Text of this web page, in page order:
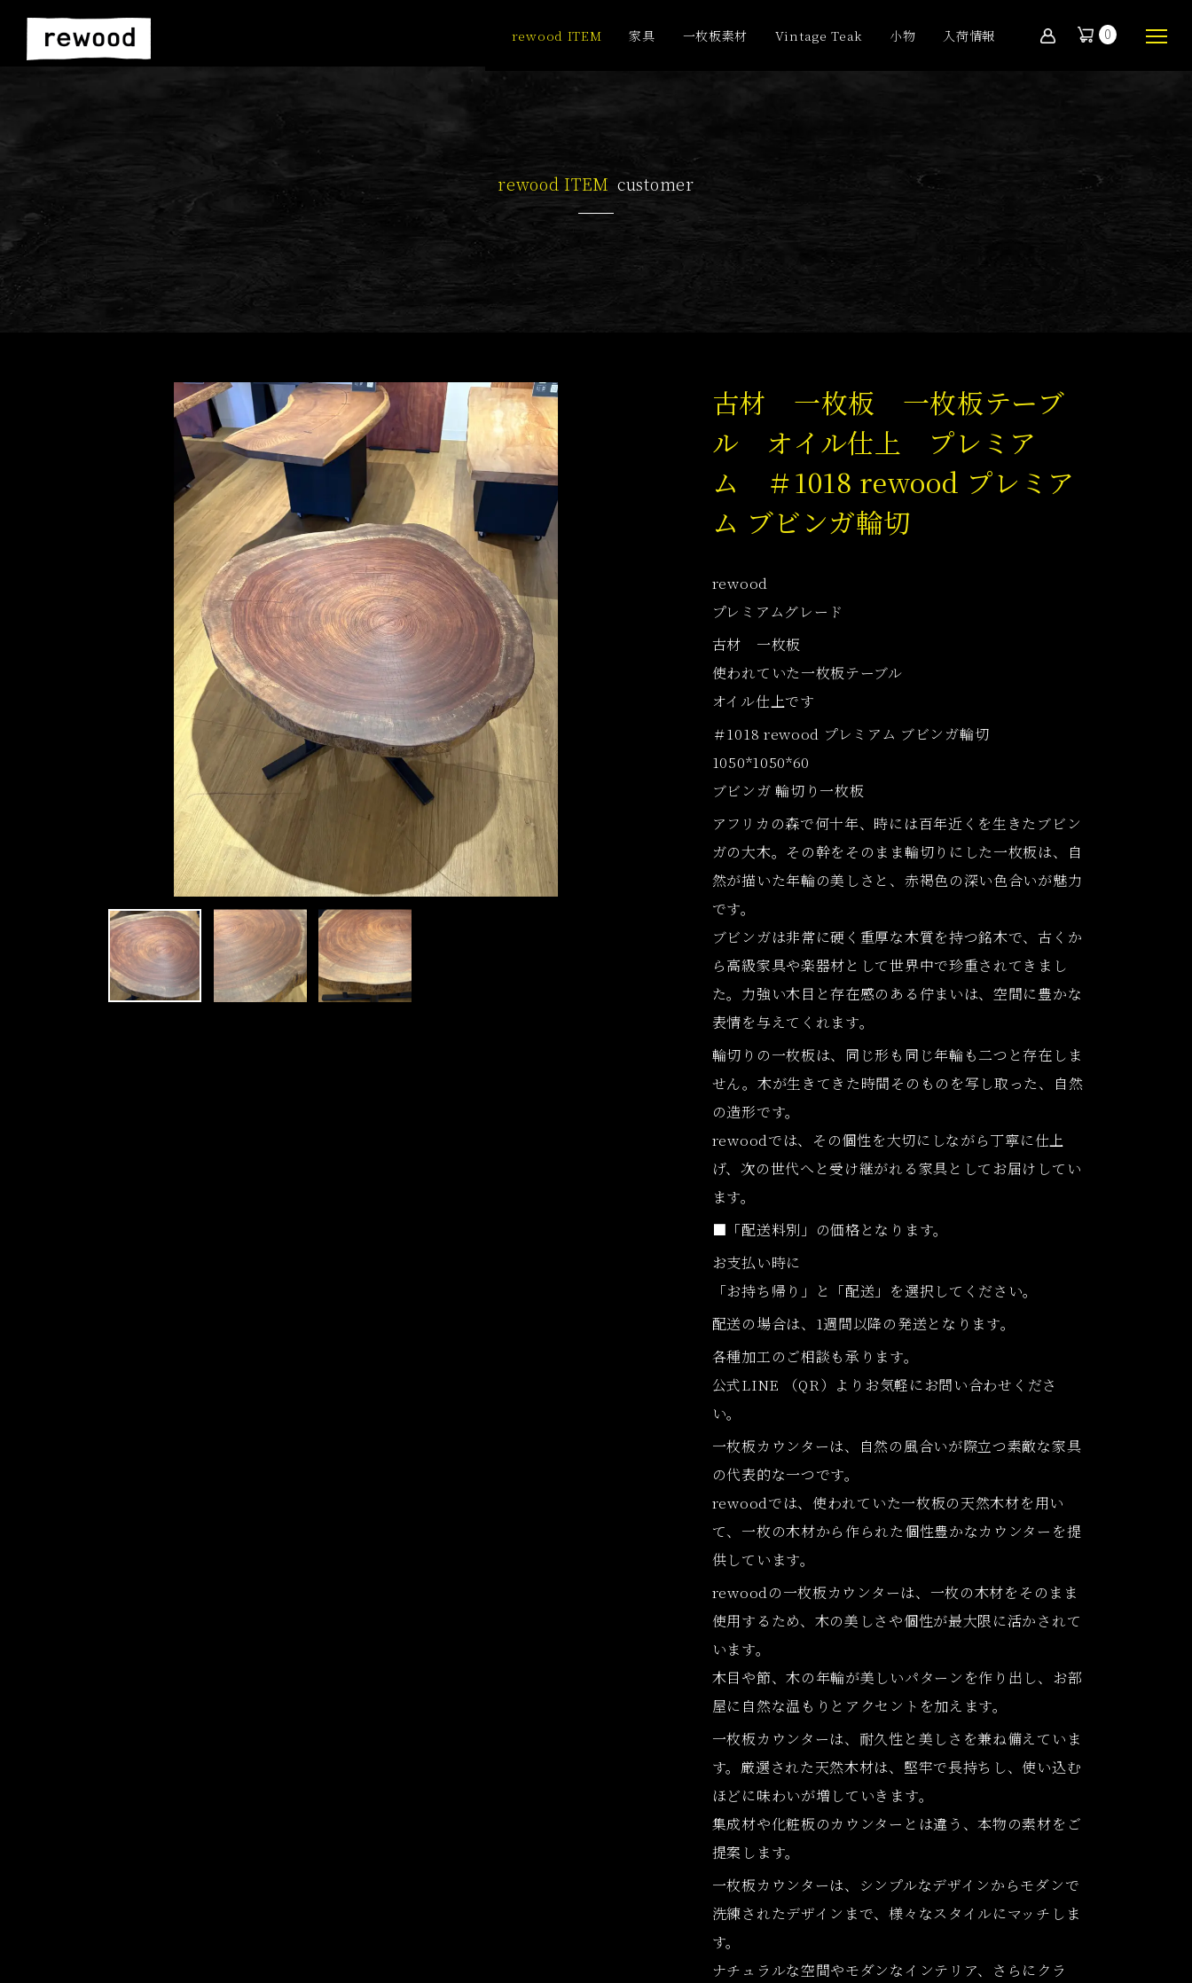
rewood ITEM 家具 一枚板素材 Vintage Teak 小物 入荷情報 0
rewood ITEM customer
古材 一枚板 一枚板テーブ
ル オイル仕上 プレミア
ム ＃1018 rewood プレミア
ム ブビンガ輪切
rewood
プレミアムグレード
古材 一枚板
使われていた一枚板テーブル
オイル仕上です
＃1018 rewood プレミアム ブビンガ輪切
1050*1050*60
ブビンガ 輪切り一枚板
アフリカの森で何十年、時には百年近くを生きたブビン
ガの大木。その幹をそのまま輪切りにした一枚板は、自
然が描いた年輪の美しさと、赤褐色の深い色合いが魅力
です。
ブビンガは非常に硬く重厚な木質を持つ銘木で、古くか
ら高級家具や楽器材として世界中で珍重されてきまし
た。力強い木目と存在感のある佇まいは、空間に豊かな
表情を与えてくれます。
輪切りの一枚板は、同じ形も同じ年輪も二つと存在しま
せん。木が生きてきた時間そのものを写し取った、自然
の造形です。
rewoodでは、その個性を大切にしながら丁寧に仕上
げ、次の世代へと受け継がれる家具としてお届けしてい
ます。
■「配送料別」の価格となります。
お支払い時に
「お持ち帰り」と「配送」を選択してください。
配送の場合は、1週間以降の発送となります。
各種加工のご相談も承ります。
公式LINE （QR）よりお気軽にお問い合わせくださ
い。
一枚板カウンターは、自然の風合いが際立つ素敵な家具
の代表的な一つです。
rewoodでは、使われていた一枚板の天然木材を用い
て、一枚の木材から作られた個性豊かなカウンターを提
供しています。
rewoodの一枚板カウンターは、一枚の木材をそのまま
使用するため、木の美しさや個性が最大限に活かされて
います。
木目や節、木の年輪が美しいパターンを作り出し、お部
屋に自然な温もりとアクセントを加えます。
一枚板カウンターは、耐久性と美しさを兼ね備えていま
す。厳選された天然木材は、堅牢で長持ちし、使い込む
ほどに味わいが増していきます。
集成材や化粧板のカウンターとは違う、本物の素材をご
提案します。
一枚板カウンターは、シンプルなデザインからモダンで
洗練されたデザインまで、様々なスタイルにマッチしま
す。
ナチュラルな空間やモダンなインテリア、さらにクラ